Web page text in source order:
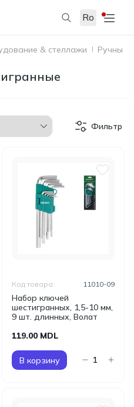
Ro
& стеллажи Ручные
Фильтр
Набор ключей
шестигранных, 1,5-10 мм,
9 шт. длинных, Волат
Код товара: 11010-09
119.00 MDL
В корзину